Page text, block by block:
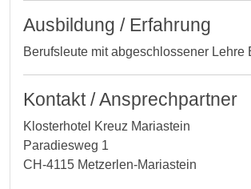
Ausbildung / Erfahrung
Berufsleute mit abgeschlossener Lehre
Kontakt / Ansprechpartner
Klosterhotel Kreuz Mariastein
Paradiesweg 1
CH-4115 Metzerlen-Mariastein